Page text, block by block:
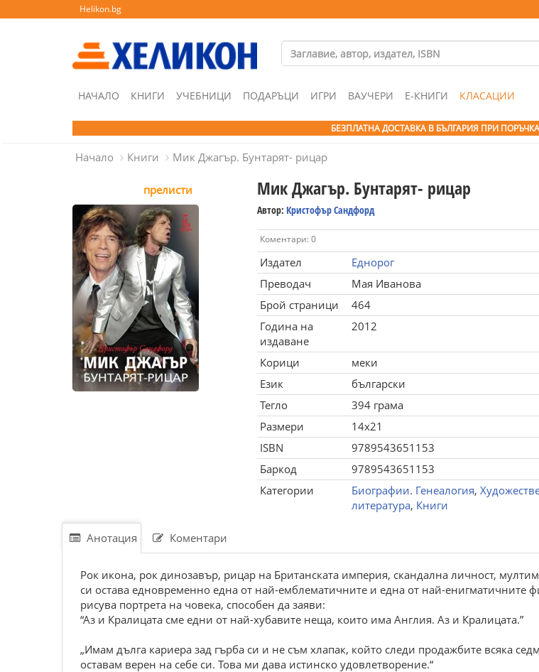
Helikon.bg
НАЧАЛО КНИГИ УЧЕБНИЦИ ПОДАРЪЦИ ИГРИ ВАУЧЕРИ Е-КНИГИ КЛАСАЦИИ
БЕЗПЛАТНА ДОСТАВКА В БЪЛГАРИЯ ПРИ ПОРЪЧКА
Начало Книги Мик Джагър. Бунтарят- рицар
прелисти Мик Джагър. Бунтарят- рицар
Автор: Кристофър Сандфорд
Коментари: 0
Издател
Еднорог
Преводач
Мая Иванова
Брой страници
464
Година на
издаване
2012
Корици
меки
Език
български
Тегло
394 грама
Размери
14x21
ISBN
9789543651153
Баркод
9789543651153
Категории
Биографии. Генеалогия,
литература, Книги
Анотация Коментари
Рок икона, рок динозавър, рицар на Британската империя, скандална личност,
си остава едновременно една от най-емблематичните и една от най-енигматичните
рисува портрета на човека, способен да заяви:
“Аз и Кралицата сме едни от най-хубавите неща, които има Англия. Аз и Кралицата.”
„Имам дълга кариера зад гърба си и не съм хлапак, който следи продажбите всяка
оставам верен на себе си. Това ми дава истинско удовлетворение.“